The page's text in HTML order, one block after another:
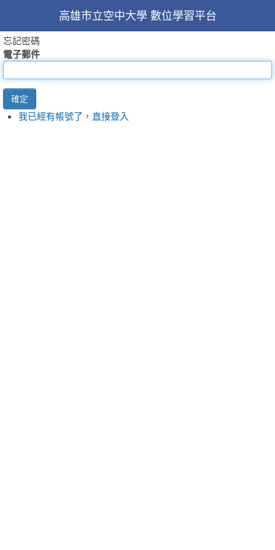
高雄市立空中大學 數位學習平台
忘記密碼
電子郵件
確定
我已經有帳號了，直接登入